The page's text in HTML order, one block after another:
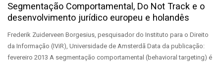
Segmentação Comportamental, Do Not Track e o
desenvolvimento jurídico europeu e holandês
Frederik Zuiderveen Borgesius, pesquisador do Instituto para o Direito
da Informação (IViR), Universidade de Amsterdã Data da publicação:
fevereiro 2013 A segmentação comportamental (behavioral targeting) é